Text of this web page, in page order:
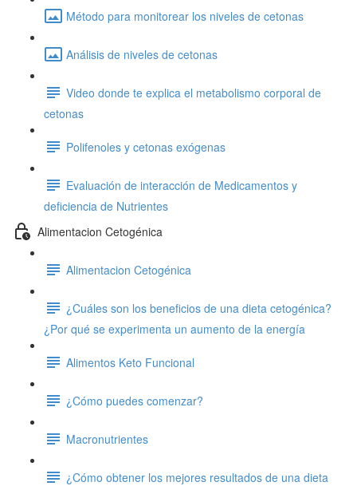
Método para monitorear los niveles de cetonas
Análisis de niveles de cetonas
Video donde te explica el metabolismo corporal de
cetonas
Polifenoles y cetonas exógenas
Evaluación de interacción de Medicamentos y
deficiencia de Nutrientes
Alimentacion Cetogénica
Alimentacion Cetogénica
¿Cuáles son los beneficios de una dieta cetogénica?
¿Por qué se experimenta un aumento de la energía
Alimentos Keto Funcional
¿Cómo puedes comenzar?
Macronutrientes
¿Cómo obtener los mejores resultados de una dieta